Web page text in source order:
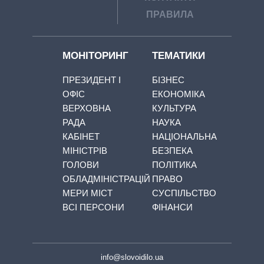
ПРАВИЛА
МОНІТОРИНГ
ПРЕЗИДЕНТ І
ОФІС
ВЕРХОВНА
РАДА
КАБІНЕТ
МІНІСТРІВ
ГОЛОВИ
ОБЛАДМІНІСТРАЦІЙ
МЕРИ МІСТ
ВСІ ПЕРСОНИ
ТЕМАТИКИ
БІЗНЕС
ЕКОНОМІКА
КУЛЬТУРА
НАУКА
НАЦІОНАЛЬНА
БЕЗПЕКА
ПОЛІТИКА
ПРАВО
СУСПІЛЬСТВО
ФІНАНСИ
info@slovoidilo.ua